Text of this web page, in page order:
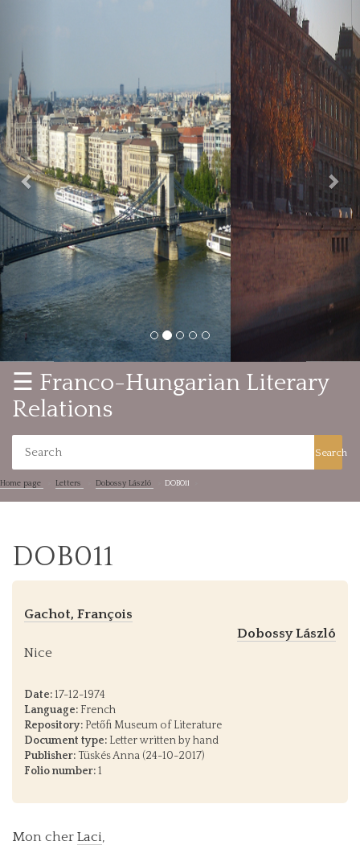
☰ Franco-Hungarian Literary
Relations
Search
Home page Letters Dobossy László DOB011
DOB011
Gachot, François
Dobossy László
Nice
Date:17-12-1974
Language: French
Repository: Petőfi Museum of Literature
Document type: Letter written by hand
Publisher: Tüskés Anna (24-10-2017)
Folio number:1
Mon cher Laci,